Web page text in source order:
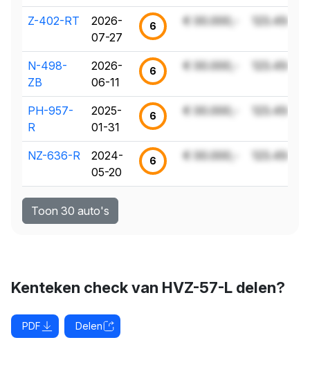
Z-402-RT
2026-
07-27
6 € 00.000,- 123.456 km
N-498-
ZB
2026-
06-11
6 € 00.000,- 123.456 km
PH-957-
R
2025-
01-31
6 € 00.000,- 123.456 km
NZ-636-R
2024-
05-20
6 € 00.000,- 123.456 km
Toon 30 auto's
Kenteken check van HVZ-57-L delen?
PDF Delen